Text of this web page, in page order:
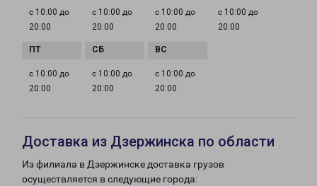
с 10:00 до
20:00
с 10:00 до
20:00
с 10:00 до
20:00
с 10:00 до
20:00
с 10:00 до
20:00
с 10:00 до
20:00
с 10:00 до
20:00
Доставка из Дзержинска по области
Из филиала в Дзержинске доставка грузов
осуществляется в следующие города: